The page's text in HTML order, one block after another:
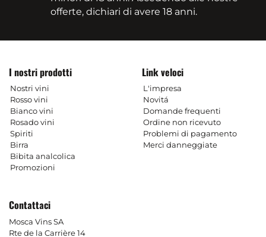
offerte, dichiari di avere 18 anni.
I nostri prodotti
Nostri vini
Rosso vini
Bianco vini
Rosado vini
Spiriti
Birra
Bibita analcolica
Promozioni
Link veloci
L'impresa
Novitá
Domande frequenti
Ordine non ricevuto
Problemi di pagamento
Merci danneggiate
Contattaci
Mosca Vins SA
Rte de la Carrière 14